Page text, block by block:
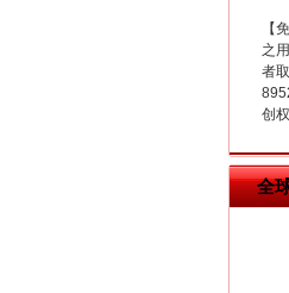
【
之
者
创
全